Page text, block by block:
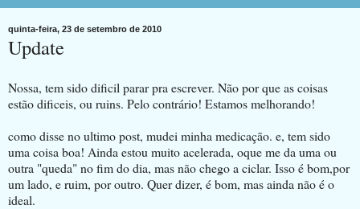
quinta-feira, 23 de setembro de 2010
Update
Nossa, tem sido dificil parar pra escrever. Não por que as coisas
estão dificeis, ou ruins. Pelo contrário! Estamos melhorando!
como disse no ultimo post, mudei minha medicação. e, tem sido
uma coisa boa! Ainda estou muito acelerada, oque me da uma ou
outra "queda" no fim do dia, mas não chego a ciclar. Isso é bom,por
um lado, e ruim, por outro. Quer dizer, é bom, mas ainda não é o
ideal.